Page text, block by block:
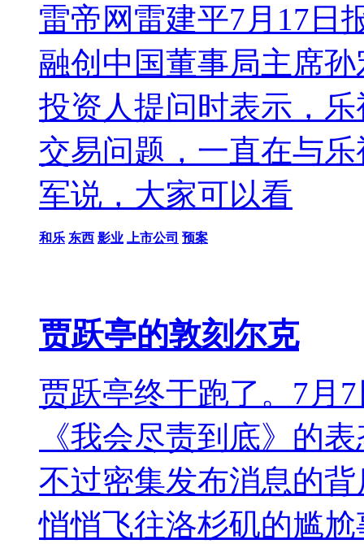
雷帝网雷建平7月17日
融创中国董事局主席
投资人提问时表示，
交易问题，一直在与
军说，大家可以看
和乐 东西 影业 上市公司 预案
贾跃亭的敦刻尔克
贾跃亭终于跑了。7月
《我会尽责到底》的
不过密集发布消息的
悄悄飞往洛杉矶的尴